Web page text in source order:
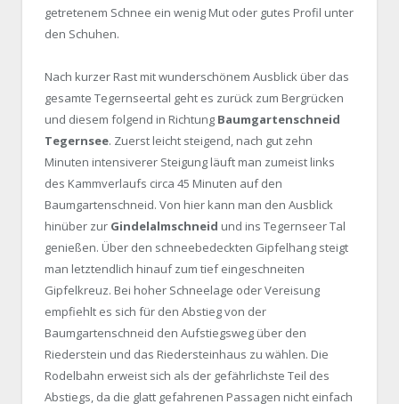
getretenem Schnee ein wenig Mut oder gutes Profil unter
den Schuhen.
Nach kurzer Rast mit wunderschönem Ausblick über das
gesamte Tegernseertal geht es zurück zum Bergrücken
und diesem folgend in Richtung Baumgartenschneid
Tegernsee. Zuerst leicht steigend, nach gut zehn
Minuten intensiverer Steigung läuft man zumeist links
des Kammverlaufs circa 45 Minuten auf den
Baumgartenschneid. Von hier kann man den Ausblick
hinüber zur Gindelalmschneid und ins Tegernseer Tal
genießen. Über den schneebedeckten Gipfelhang steigt
man letztendlich hinauf zum tief eingeschneiten
Gipfelkreuz. Bei hoher Schneelage oder Vereisung
empfiehlt es sich für den Abstieg von der
Baumgartenschneid den Aufstiegsweg über den
Riederstein und das Riedersteinhaus zu wählen. Die
Rodelbahn erweist sich als der gefährlichste Teil des
Abstiegs, da die glatt gefahrenen Passagen nicht einfach